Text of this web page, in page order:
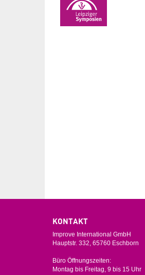
KONTAKT
Improve International GmbH
Hauptstr. 332, 65760 Eschborn
Büro Öffnungszeiten:
Montag bis Freitag, 9 bis 15 Uhr